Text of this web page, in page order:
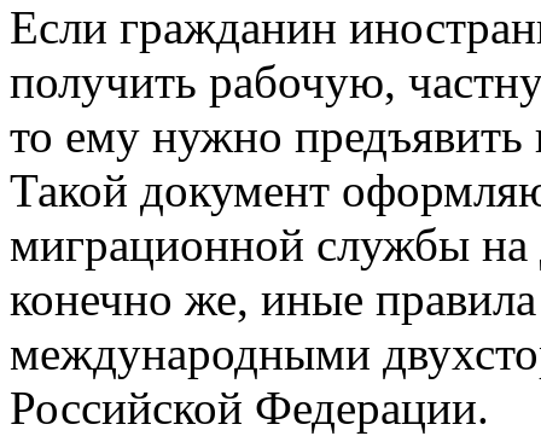
Если гражданин
получить рабочую,
то ему нужно
Такой документ
миграционной службы на
конечно же, иные
международными
Российской Федерации.